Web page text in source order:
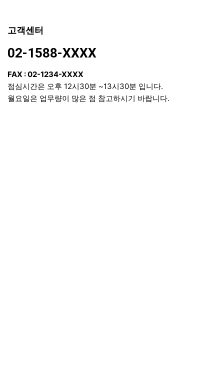
고객센터
02-1588-XXXX
FAX : 02-1234-XXXX
점심시간은 오후 12시30분 ~13시30분 입니다.
월요일은 업무량이 많은 점 참고하시기 바랍니다.